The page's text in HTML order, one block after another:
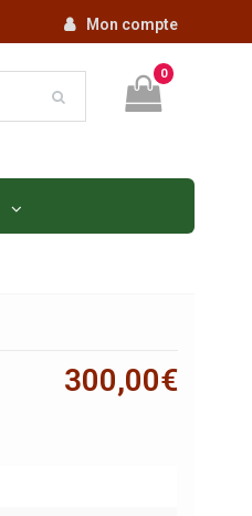
Mon compte
0
300,00€